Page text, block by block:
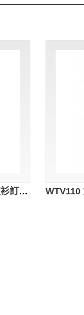
WTV111 女排球服批發 波衫訂做 波衫襯 波衫專門店 學界 波衫印字 女排球服專門店hk